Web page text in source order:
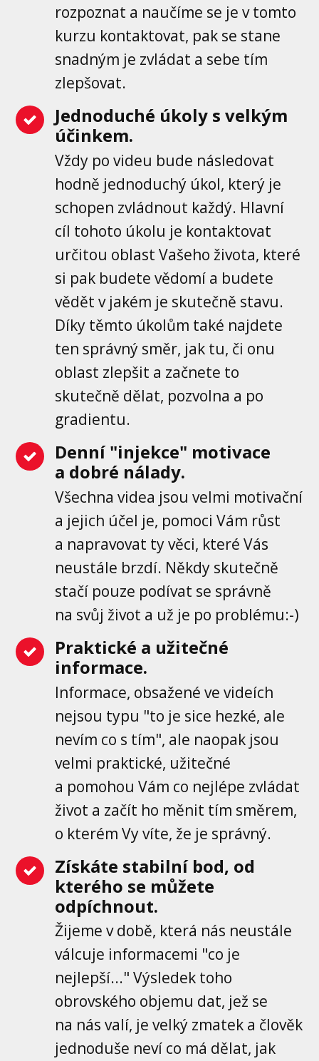
rozpoznat a naučíme se je v tomto
kurzu kontaktovat, pak se stane
snadným je zvládat a sebe tím
zlepšovat.
Jednoduché úkoly s velkým
účinkem.
Vždy po videu bude následovat
hodně jednoduchý úkol, který je
schopen zvládnout každý. Hlavní
cíl tohoto úkolu je kontaktovat
určitou oblast Vašeho života, které
si pak budete vědomí a budete
vědět v jakém je skutečně stavu.
Díky těmto úkolům také najdete
ten správný směr, jak tu, či onu
oblast zlepšit a začnete to
skutečně dělat, pozvolna a po
gradientu.
Denní "injekce" motivace
a dobré nálady.
Všechna videa jsou velmi motivační
a jejich účel je, pomoci Vám růst
a napravovat ty věci, které Vás
neustále brzdí. Někdy skutečně
stačí pouze podívat se správně
na svůj život a už je po problému:-)
Praktické a užitečné
informace.
Informace, obsažené ve videích
nejsou typu "to je sice hezké, ale
nevím co s tím", ale naopak jsou
velmi praktické, užitečné
a pomohou Vám co nejlépe zvládat
život a začít ho měnit tím směrem,
o kterém Vy víte, že je správný.
Získáte stabilní bod, od
kterého se můžete
odpíchnout.
Žijeme v době, která nás neustále
válcuje informacemi "co je
nejlepší..." Výsledek toho
obrovského objemu dat, jež se
na nás valí, je velký zmatek a člověk
jednoduše neví co má dělat, jak